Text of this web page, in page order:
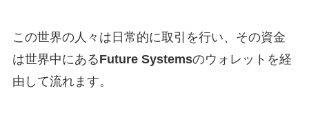
この世界の人々は日常的に取引を行い、その資金
は世界中にあるFuture Systemsのウォレットを経
由して流れます。